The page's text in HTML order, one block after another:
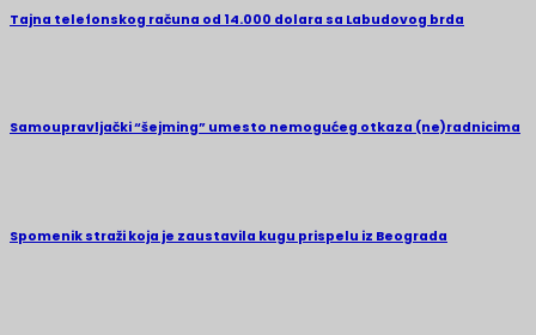
Tajna telefonskog računa od 14.000 dolara sa Labudovog brda
Samoupravljački “šejming” umesto nemogućeg otkaza (ne)radnicima
Spomenik straži koja je zaustavila kugu prispelu iz Beograda